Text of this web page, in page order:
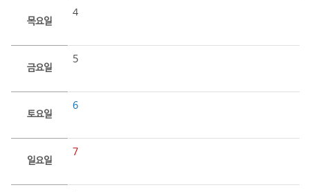
목요일
4
금요일
5
토요일
6
일요일
7